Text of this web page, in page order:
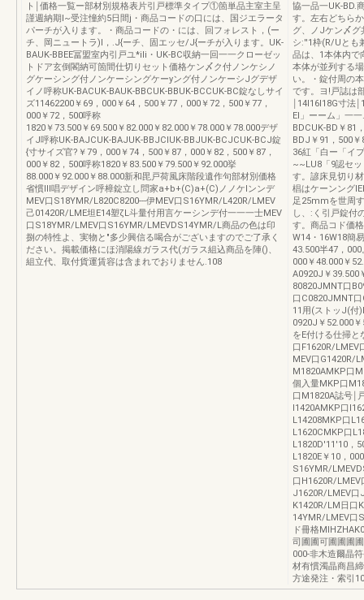
ト￨価格一覧ー部材別規格表片引戸標準タイプ①箇単品主室主呈
謹週納期I~受注憧約5日間j・商品コードの口には、国ジエラータ
パーチが入ります。・商品コードの・には、回フォレスト，(ー
チ、岡ニュートラ)l，.J{ーチ、固エッセ/J{ーチが入ります。UK-
BAUK-BBEE冨盟室内引戸ユ*iIi・UK-BC収納一回一一クローゼッ
トドア玄倒閣納可箇間仕切りセット価格ケン〆ク付ノンケシノ
グケーシング付ノンケーシングケーyング付ノンケーシJグデザ
イノ呼称UK-BACUK-BAUK-BBCUK-BBUK-BCCUK-BC錠なしサイ
ズ11462200￥69，000￥64，500￥77，000￥72，500￥77，
000￥72，500呼称
1820￥73.500￥69.500￥82.000￥82.000￥78.000￥78.000デザ
イJ呼称UK-BAJCUK-BAJUK-BBJCIUK-BBJUK-BCJCUK-BCJ錠
{寸サイズ官?￥79，000￥74，500￥87，000￥82，500￥87，
000￥82，500呼称1820￥83.500￥79.500￥92.000挙
88.000￥92.000￥88.000新和毘戸荷風床階段遺作句部材別価格
省慣III唱デザイン呼樟錠立し問家a+b+(C)a+(C)ノノケlンンデ
MEV口S18YMR/L820C8200---伊MEV口S16YMR/L420R/LMEV
己01420R/LME坦E14塑ζL斗量付用言ケーシンデ付一一一士MEV
口S18YMR/LMEV口S16YMR/LMEVDS14YMR/L商品の色は印
捌の特性よ、実物と"多少興信る喝合がございますのでご了承く
ださい。掲載価格にほ消陽線ガラス代(ガラス組込商品を陣()、
組立代、取付貨運賃容は含まれでおりません.108
協一品一UK-BD.
す。左右どちら
グ、ノJケン〆グ
シ:''1枠(R/Uとも
品は、1本体内で
本体が並列する
い。・錠付周の
です。ヨ!戸誌は
￨14I16I18G寸
El」ーーム」一
BDCUK-BD￥81
BDJ￥91，500
36紅「白ー「イ
~~LU8「9認セ
す。諺床見切り
椙はケーンング
足25mmを世周
し、:く引戸錠付
す。商品コド価
W14・16W18簡
43.500半47，
000￥48.000￥
A0920J￥39.500
80820JMNT口
口C0820JMNT
11用(ストッJ(付
0920J￥52.000
をE付ける仕掃と
口F1620R/LMEV
MEV口G1420R/
M1820AMKP口
個入量MKP口
口M1820A誌号￨
l1420AMKP口
L14208MKP口
L1620CMKP口
L1820D'11'10，
L1820E￥10，
S16YMR/
口H1620R/
J1620R/LMEV口
K1420R/LM日口
14YMR/LMEV口
ド冊格
司圃圃可圃圃圃
000-非木造爾晶
材有慣濁晶商昌
方途発注・索引